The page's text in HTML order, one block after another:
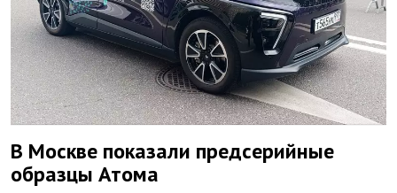
В Москве показали предсерийные
образцы Атома